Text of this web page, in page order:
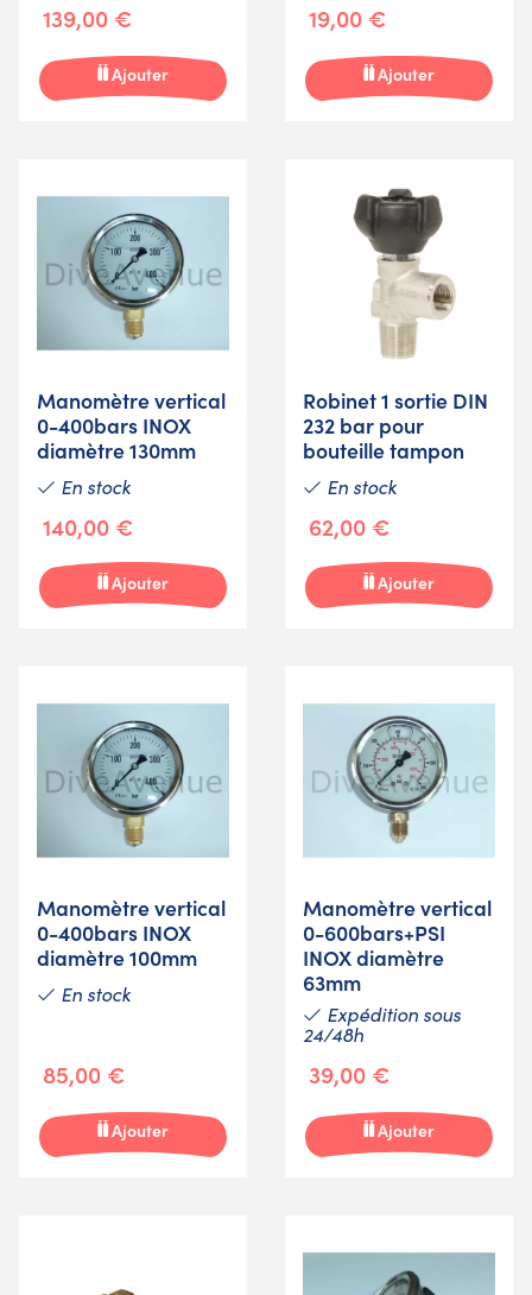
139,00 €
Ajouter
19,00 €
Ajouter
Manomètre vertical
0-400bars INOX
diamètre 130mm
En stock
140,00 €
Ajouter
Robinet 1 sortie DIN
232 bar pour
bouteille tampon
En stock
62,00 €
Ajouter
Manomètre vertical
0-400bars INOX
diamètre 100mm
En stock
85,00 €
Ajouter
Manomètre vertical
0-600bars+PSI
INOX diamètre
63mm
Expédition sous
24/48h
39,00 €
Ajouter